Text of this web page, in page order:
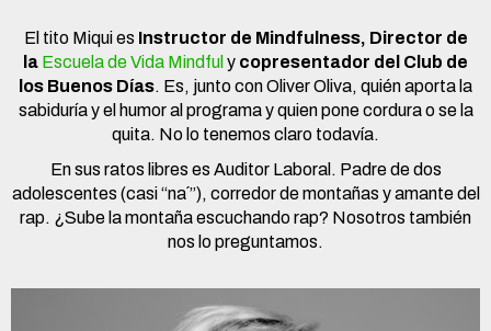
El tito Miqui es Instructor de Mindfulness, Director de
la Escuela de Vida Mindful y copresentador del Club de
los Buenos Días. Es, junto con Oliver Oliva, quién aporta la
sabiduría y el humor al programa y quien pone cordura o se la
quita. No lo tenemos claro todavía.
En sus ratos libres es Auditor Laboral. Padre de dos
adolescentes (casi “na´”), corredor de montañas y amante del
rap. ¿Sube la montaña escuchando rap? Nosotros también
nos lo preguntamos.